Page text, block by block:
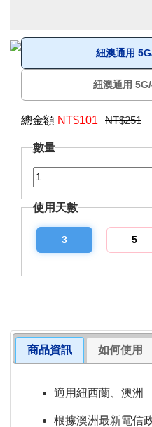
紐澳通用
紐澳通用
總金額 NT$101 NT$251
數量
使用天數
3 5
商品資訊 如何使用
適用紐西蘭、澳洲
根據澳洲最新電信